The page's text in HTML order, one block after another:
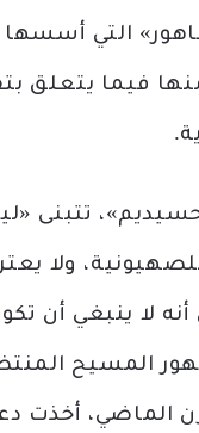
التي
منها فيما يتعلق
تتبنى
ولا
أنه لا ينبغي أن
المسيح
الماضي، أخذت